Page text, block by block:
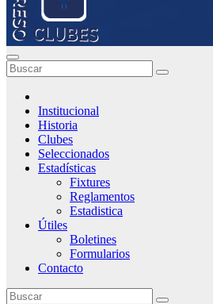
Institucional
Historia
Clubes
Seleccionados
Estadísticas
Fixtures
Reglamentos
Estadistica
Útiles
Boletines
Formularios
Contacto